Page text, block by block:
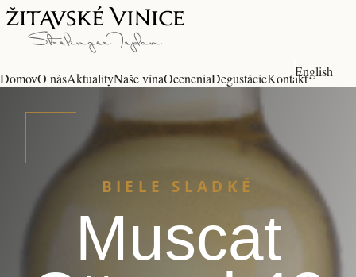
DomovO násAktualityNaše vínaOceneniaDegustácieKontaktEnglish
BIELE SLADKÉ
Muscat